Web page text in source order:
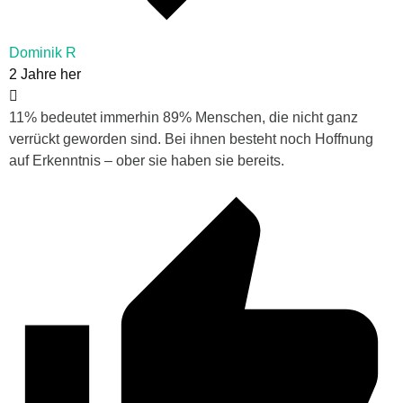
Dominik R
2 Jahre her
11% bedeutet immerhin 89% Menschen, die nicht ganz
verrückt geworden sind. Bei ihnen besteht noch Hoffnung
auf Erkenntnis – ober sie haben sie bereits.